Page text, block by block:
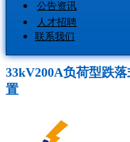
公告资讯
人才招聘
联系我们
33kV200A负荷型跌
置